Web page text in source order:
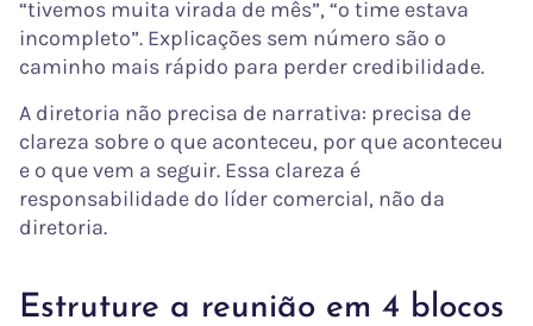
“tivemos muita virada de mês”, “o time estava
incompleto”. Explicações sem número são o
caminho mais rápido para perder credibilidade.
A diretoria não precisa de narrativa: precisa de
clareza sobre o que aconteceu, por que aconteceu
e o que vem a seguir. Essa clareza é
responsabilidade do líder comercial, não da
diretoria.
Estruture a reunião em 4 blocos